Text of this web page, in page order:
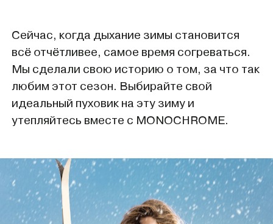
Сейчас, когда дыхание зимы становится
всё отчётливее, самое время согреваться.
Мы сделали свою историю о том, за что так
любим этот сезон. Выбирайте свой
идеальный пуховик на эту зиму и
утепляйтесь вместе с MONOCHROME.
Мобильное
приложение
Газпром Бонус
Обмен и возврат
Состав и уход
О Monochrome
Офлайн магазины
Реквизиты
Вакансии